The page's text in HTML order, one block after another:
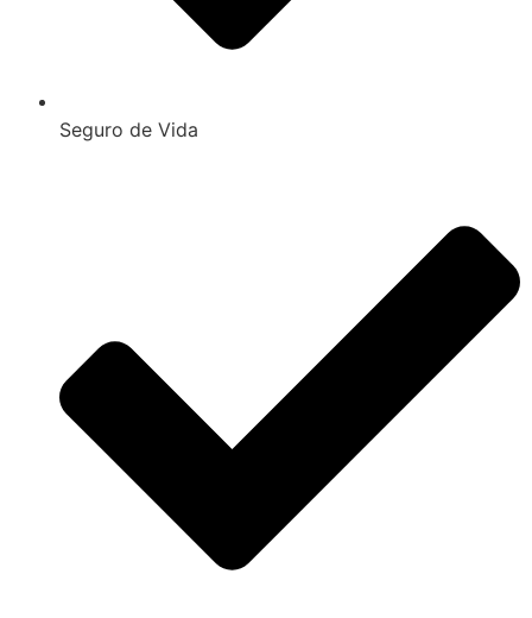
Seguro de Vida